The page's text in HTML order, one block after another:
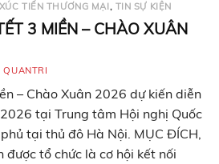
TIẾN THƯƠNG MẠI, TIN SỰ KIỆN
3 MIỀN – CHÀO XUÂN
QUANTRI
– Chào Xuân 2026 dự kiến diễn
tại Trung tâm Hội nghị Quốc
tại thủ đô Hà Nội. MỤC ĐÍCH,
được tổ chức là cơ hội kết nối